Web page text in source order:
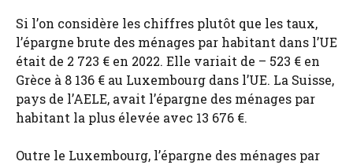
Si l’on considère les chiffres plutôt que les taux,
l’épargne brute des ménages par habitant dans l’UE
était de 2 723 € en 2022. Elle variait de – 523 € en
Grèce à 8 136 € au Luxembourg dans l’UE. La Suisse,
pays de l’AELE, avait l’épargne des ménages par
habitant la plus élevée avec 13 676 €.
Outre le Luxembourg, l’épargne des ménages par